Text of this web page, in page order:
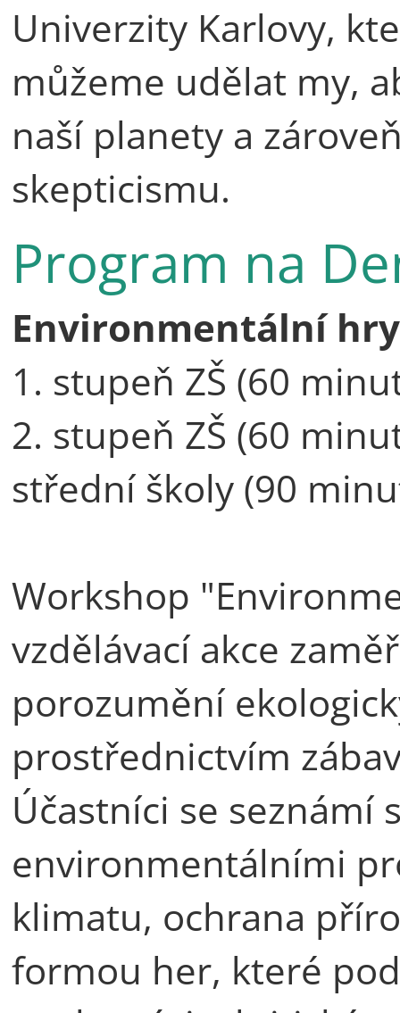
Univerzity Karlovy,
můžeme udělat my,
naší planety a
skepticismu.
Program na
Environmentální
1. stupeň ZŠ (60
2. stupeň ZŠ (60
střední školy (90
Workshop
vzdělávací akce
porozumění
prostřednictvím
Účastníci se seznámí
environmentálními
klimatu, ochrana
formou her, které